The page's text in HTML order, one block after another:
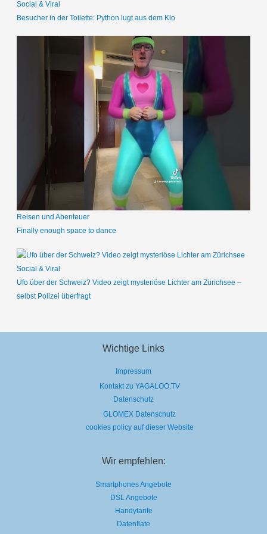
Social & Viral
Besucher in der Toilette: Python lugt aus dem Klo
Reisen und Abenteuer
Finally enough space to dance
Social & Viral
Ufo über der Schweiz? Video zeigt mysteriöse Lichter am Zürichsee –
selbst Polizei überfragt
Wichtige Links
Impressum
Kontakt zu YAGALOO.TV
Datenschutz
GLOMEX Datenschutz
cookies policy auf dieser Website
Wir empfehlen:
Smartphones Angebote
DSL Angebote
Handytarife
Datenflate